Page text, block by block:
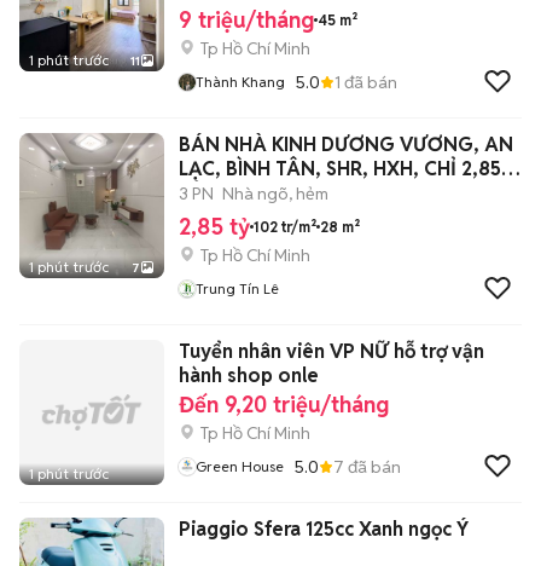
1 phút trước 11
9 triệu/tháng 45 m²
Tp Hồ Chí Minh
Thành Khang 5.0 1 đã bán
1 phút trước 7
BÁN NHÀ KINH DƯƠNG VƯƠNG, AN
LẠC, BÌNH TÂN, SHR, HXH, CHỈ 2,85
TỶ
3 PN Nhà ngõ, hẻm
2,85 tỷ 102 tr/m² 28 m²
Tp Hồ Chí Minh
Trung Tín Lê
1 phút trước
Tuyển nhân viên VP NỮ hỗ trợ vận
hành shop onle
Đến 9,20 triệu/tháng
Tp Hồ Chí Minh
Green House 5.0 7 đã bán
Piaggio Sfera 125cc Xanh ngọc Ý